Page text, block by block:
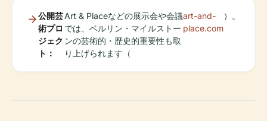
公開芸
術プロ
ジェク
ト：
Art & Placeなどの展示会や会議
では、ベルリン・マイルストー
ンの芸術的・歴史的重要性も取
り上げられます（
art-and-
place.com
）。